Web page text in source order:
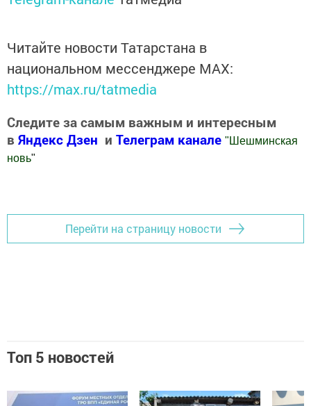
Читайте новости Татарстана в
национальном мессенджере MАХ:
https://max.ru/tatmedia
Следите за самым важным и интересным
в Яндекс Дзен и Телеграм канале " Шешминская
новь"
Перейти на страницу новости
Топ 5 новостей